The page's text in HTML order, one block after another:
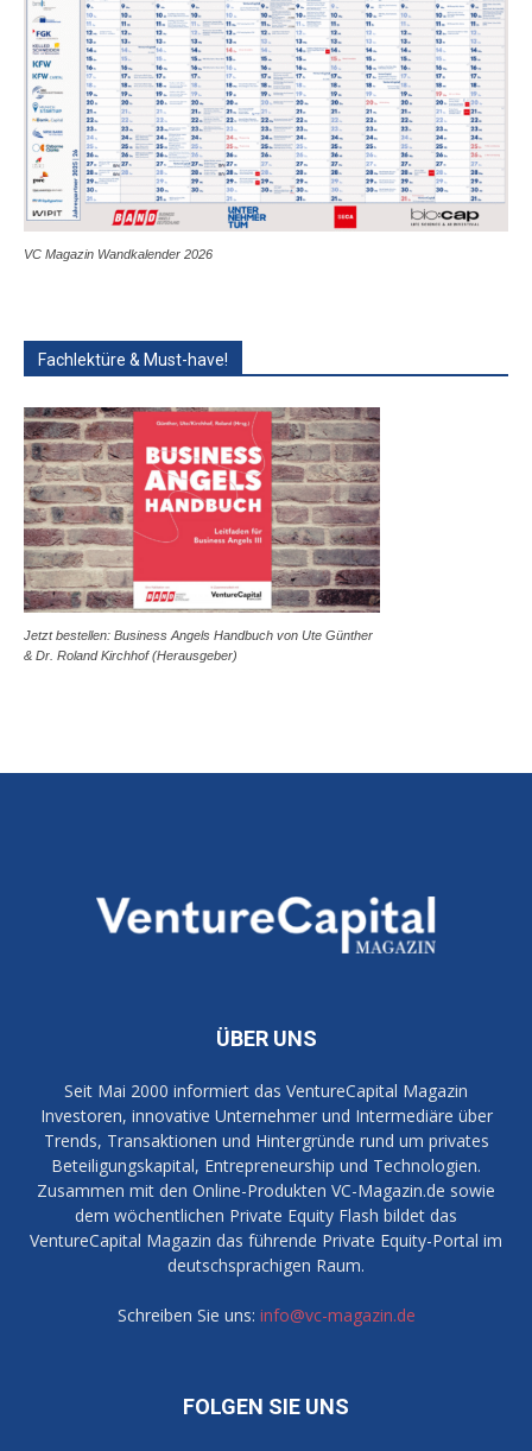
VC Magazin Wandkalender 2026
Fachlektüre & Must-have!
Jetzt bestellen: Business Angels Handbuch von Ute Günther
& Dr. Roland Kirchhof (Herausgeber)
ÜBER UNS
Seit Mai 2000 informiert das VentureCapital Magazin
Investoren, innovative Unternehmer und Intermediäre über
Trends, Transaktionen und Hintergründe rund um privates
Beteiligungskapital, Entrepreneurship und Technologien.
Zusammen mit den Online-Produkten VC-Magazin.de sowie
dem wöchentlichen Private Equity Flash bildet das
VentureCapital Magazin das führende Private Equity-Portal im
deutschsprachigen Raum.
Schreiben Sie uns: info@vc-magazin.de
FOLGEN SIE UNS